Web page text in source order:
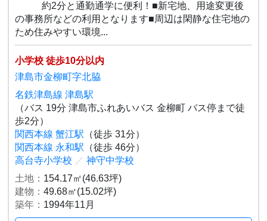
約2分と通勤通学に便利！■新宅地、用途変更後
の事務所などの利用となります■周辺は閑静な住宅地の
ため住みやすい環境...
小学校 徒歩10分以内
津島市金柳町字北脇
名鉄津島線 津島駅
（バス 19分 津島市ふれあいバス 金柳町 バス停まで徒
歩2分）
関西本線 蟹江駅 （徒歩 31分）
関西本線 永和駅 （徒歩 46分）
高台寺小学校 ／ 神守中学校
土地： 154.17㎡(46.63坪)
建物：49.68㎡(15.02坪)
築年： 1994年11月